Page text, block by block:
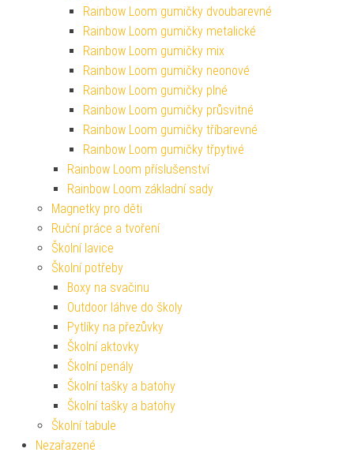
Rainbow Loom gumičky dvoubarevné
Rainbow Loom gumičky metalické
Rainbow Loom gumičky mix
Rainbow Loom gumičky neonové
Rainbow Loom gumičky plné
Rainbow Loom gumičky průsvitné
Rainbow Loom gumičky tříbarevné
Rainbow Loom gumičky třpytivé
Rainbow Loom příslušenství
Rainbow Loom základní sady
Magnetky pro děti
Ruční práce a tvoření
Školní lavice
Školní potřeby
Boxy na svačinu
Outdoor láhve do školy
Pytlíky na přezůvky
Školní aktovky
Školní penály
Školní tašky a batohy
Školní tašky a batohy
Školní tabule
Nezařazené